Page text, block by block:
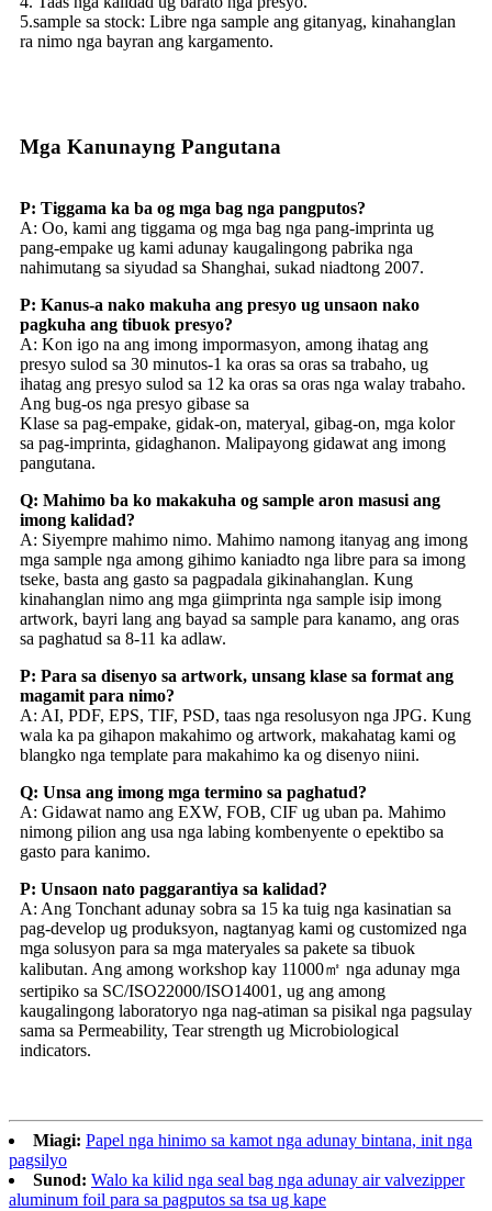
5.sample sa stock: Libre nga sample ang gitanyag, kinahanglan
ra nimo nga bayran ang kargamento.
Mga Kanunayng Pangutana
P: Tiggama ka ba og mga bag nga pangputos?
A: Oo, kami ang tiggama og mga bag nga pang-imprinta ug
pang-empake ug kami adunay kaugalingong pabrika nga
nahimutang sa siyudad sa Shanghai, sukad niadtong 2007.
P: Kanus-a nako makuha ang presyo ug unsaon nako
pagkuha ang tibuok presyo?
A: Kon igo na ang imong impormasyon, among ihatag ang
presyo sulod sa 30 minutos-1 ka oras sa oras sa trabaho, ug
ihatag ang presyo sulod sa 12 ka oras sa oras nga walay trabaho.
Ang bug-os nga presyo gibase sa
Klase sa pag-empake, gidak-on, materyal, gibag-on, mga kolor
sa pag-imprinta, gidaghanon. Malipayong gidawat ang imong
pangutana.
Q: Mahimo ba ko makakuha og sample aron masusi ang
imong kalidad?
A: Siyempre mahimo nimo. Mahimo namong itanyag ang imong
mga sample nga among gihimo kaniadto nga libre para sa imong
tseke, basta ang gasto sa pagpadala gikinahanglan. Kung
kinahanglan nimo ang mga giimprinta nga sample isip imong
artwork, bayri lang ang bayad sa sample para kanamo, ang oras
sa paghatud sa 8-11 ka adlaw.
P: Para sa disenyo sa artwork, unsang klase sa format ang
magamit para nimo?
A: AI, PDF, EPS, TIF, PSD, taas nga resolusyon nga JPG. Kung
wala ka pa gihapon makahimo og artwork, makahatag kami og
blangko nga template para makahimo ka og disenyo niini.
Q: Unsa ang imong mga termino sa paghatud?
A: Gidawat namo ang EXW, FOB, CIF ug uban pa. Mahimo
nimong pilion ang usa nga labing kombenyente o epektibo sa
gasto para kanimo.
P: Unsaon nato paggarantiya sa kalidad?
A: Ang Tonchant adunay sobra sa 15 ka tuig nga kasinatian sa
pag-develop ug produksyon, nagtanyag kami og customized nga
mga solusyon para sa mga materyales sa pakete sa tibuok
kalibutan. Ang among workshop kay 11000㎡ nga adunay mga
sertipiko sa SC/ISO22000/ISO14001, ug ang among
kaugalingong laboratoryo nga nag-atiman sa pisikal nga pagsulay
sama sa Permeability, Tear strength ug Microbiological
indicators.
Miagi: Papel nga hinimo sa kamot nga adunay bintana, init nga
pagsilyo
Sunod: Walo ka kilid nga seal bag nga adunay air valvezipper
aluminum foil para sa pagputos sa tsa ug kape